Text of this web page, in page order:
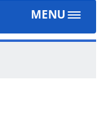
MENU
Toggle